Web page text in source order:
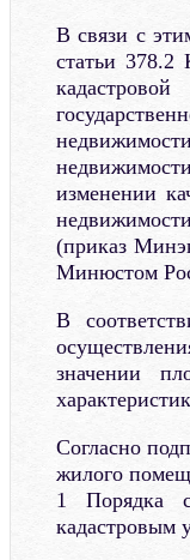
В связи с
статьи 378.2
изменении
(приказ
Минюстом
В
значении
Согласно
жилого
1 Порядка
кадастровым